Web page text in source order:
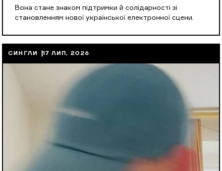
Вона стане знаком підтримки й солідарності зі
становленням нової української електронної сцени.
СИНГЛИ 17 ЛИП, 2026